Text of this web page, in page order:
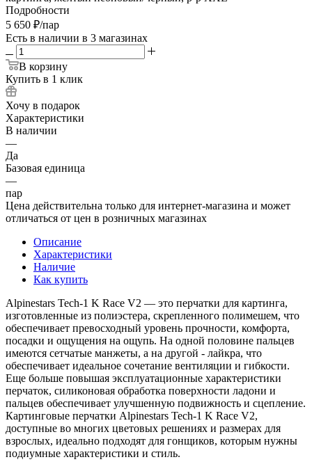
Подробности
5 650 ₽/пар
Есть в наличии в 3 магазинах
В корзину
Купить в 1 клик
Хочу в подарок
Характеристики
В наличии
—
Да
Базовая единица
—
пар
Цена действительна только для интернет-магазина и может
отличаться от цен в розничных магазинах
Описание
Характеристики
Наличие
Как купить
Alpinestars Tech-1 K Race V2 — это перчатки для картинга,
изготовленные из полиэстера, скрепленного полимешем, что
обеспечивает превосходный уровень прочности, комфорта,
посадки и ощущения на ощупь. На одной половине пальцев
имеются сетчатые манжеты, а на другой - лайкра, что
обеспечивает идеальное сочетание вентиляции и гибкости.
Еще больше повышая эксплуатационные характеристики
перчаток, силиконовая обработка поверхности ладони и
пальцев обеспечивает улучшенную подвижность и сцепление.
Картинговые перчатки Alpinestars Tech-1 K Race V2,
доступные во многих цветовых решениях и размерах для
взрослых, идеально подходят для гонщиков, которым нужны
подиумные характеристики и стиль.